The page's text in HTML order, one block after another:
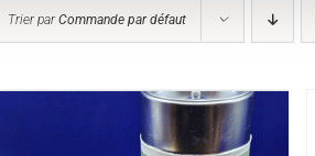
Trier parCommande par défaut